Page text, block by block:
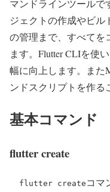
マンドラインツールで
ジェクトの作成やビ
の管理まで、すべてを
ます。Flutter CLIを使
幅に向上します。また
ンドスクリプトを作る
基本コマンド
flutter create
flutter create コマ